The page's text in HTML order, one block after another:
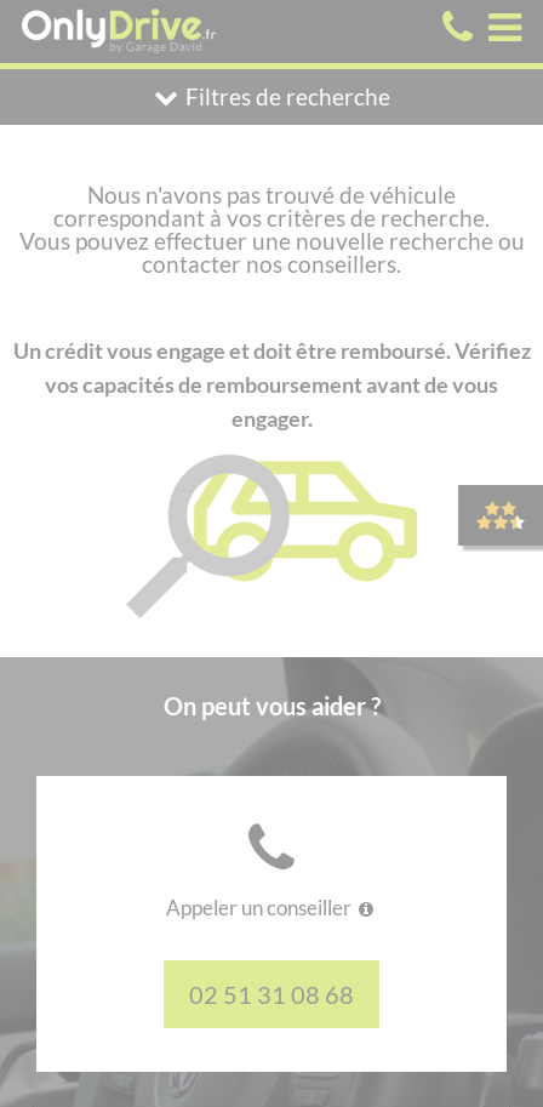
Filtres de recherche
Nous n'avons pas trouvé de véhicule
correspondant à vos critères de recherche.
Vous pouvez effectuer une nouvelle recherche ou
contacter nos conseillers.
Un crédit vous engage et doit être remboursé. Vérifiez
vos capacités de remboursement avant de vous
engager.
On peut vous aider ?
Appeler un conseiller
02 51 31 08 68